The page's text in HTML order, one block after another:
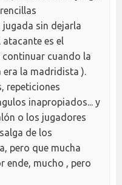
sin dejarla
es el
continuar cuando la
la madridista ).
repeticiones
inapropiados... y
o los jugadores
de los
pero que mucha
ende, mucho , pero